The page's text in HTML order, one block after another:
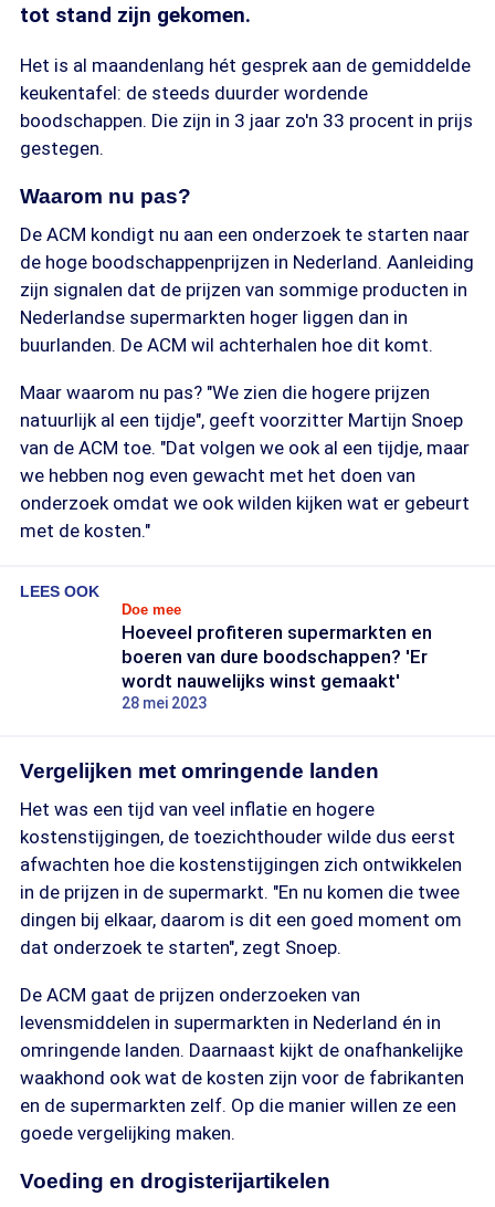
tot stand zijn gekomen.
Het is al maandenlang hét gesprek aan de gemiddelde
keukentafel: de steeds duurder wordende
boodschappen. Die zijn in 3 jaar zo'n 33 procent in prijs
gestegen.
Waarom nu pas?
De ACM kondigt nu aan een onderzoek te starten naar
de hoge boodschappenprijzen in Nederland. Aanleiding
zijn signalen dat de prijzen van sommige producten in
Nederlandse supermarkten hoger liggen dan in
buurlanden. De ACM wil achterhalen hoe dit komt.
Maar waarom nu pas? "We zien die hogere prijzen
natuurlijk al een tijdje", geeft voorzitter Martijn Snoep
van de ACM toe. "Dat volgen we ook al een tijdje, maar
we hebben nog even gewacht met het doen van
onderzoek omdat we ook wilden kijken wat er gebeurt
met de kosten."
LEES OOK
Doe mee
Hoeveel profiteren supermarkten en
boeren van dure boodschappen? 'Er
wordt nauwelijks winst gemaakt'
28 mei 2023
Vergelijken met omringende landen
Het was een tijd van veel inflatie en hogere
kostenstijgingen, de toezichthouder wilde dus eerst
afwachten hoe die kostenstijgingen zich ontwikkelen
in de prijzen in de supermarkt. "En nu komen die twee
dingen bij elkaar, daarom is dit een goed moment om
dat onderzoek te starten", zegt Snoep.
De ACM gaat de prijzen onderzoeken van
levensmiddelen in supermarkten in Nederland én in
omringende landen. Daarnaast kijkt de onafhankelijke
waakhond ook wat de kosten zijn voor de fabrikanten
en de supermarkten zelf. Op die manier willen ze een
goede vergelijking maken.
Voeding en drogisterijartikelen